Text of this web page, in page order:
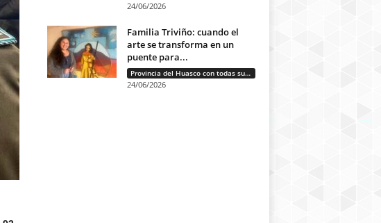
24/06/2026
Familia Triviño: cuando el
arte se transforma en un
puente para...
Provincia del Huasco con todas sus letras: Historias que unen cultura, diversidad e identidad
24/06/2026